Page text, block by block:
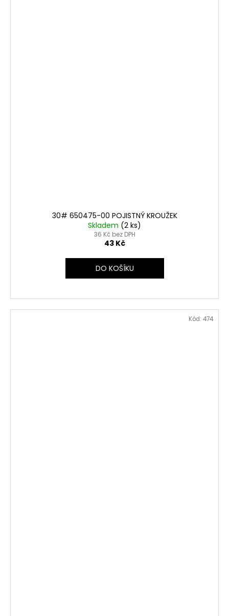
30# 650475-00 POJISTNÝ KROUŽEK
Skladem (2 ks)
36 Kč bez DPH
43 Kč
DO KOŠÍKU
Kód: 474